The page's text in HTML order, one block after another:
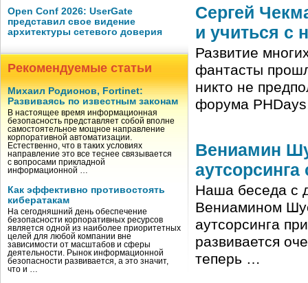
Open Conf 2026: UserGate
представил свое видение
архитектуры сетевого доверия
Рекомендуемые статьи
Михаил Родионов, Fortinet:
Развиваясь по известным законам
В настоящее время информационная
безопасность представляет собой вполне
самостоятельное мощное направление
корпоративной автоматизации.
Естественно, что в таких условиях
направление это все теснее связывается
с вопросами прикладной
информационной …
Как эффективно противостоять
кибератакам
На сегодняшний день обеспечение
безопасности корпоративных ресурсов
является одной из наиболее приоритетных
целей для любой компании вне
зависимости от масштабов и сферы
деятельности. Рынок информационной
безопасности развивается, а это значит,
что и …
Сергей
и учиться с
Развитие
фантасты
никто не
форума
Вениамин
Наша беседа с
Вениамином
аутсорсинга
развивается
теперь …